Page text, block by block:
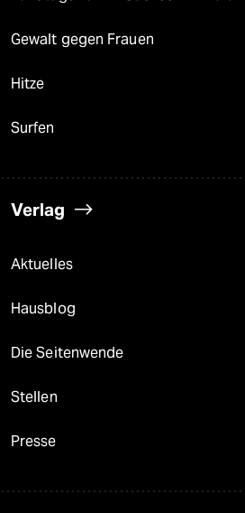
Gewalt gegen Frauen
Hitze
Surfen
Verlag
Aktuelles
Hausblog
Die Seitenwende
Stellen
Presse